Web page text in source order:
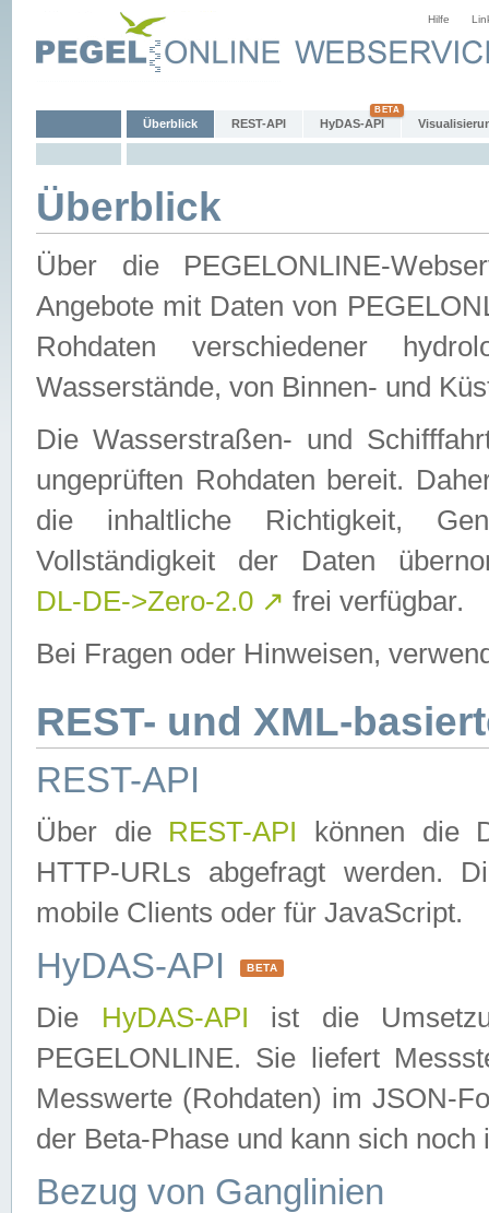
Hilfe
Überblick REST-API HyDAS-API
Überblick
Über die PEGELONLINE-
Angebote mit Daten von
Rohdaten verschiedener
Wasserstände, von Binnen- und
Die Wasserstraßen- und
ungeprüften Rohdaten bereit.
die inhaltliche Richtigkeit,
Vollständigkeit der Daten
DL-DE->Zero-2.0 ↗ frei verfügbar.
Bei Fragen oder Hinweisen,
REST- und XML-
REST-API
Über die REST-API können die
HTTP-URLs abgefragt werden.
mobile Clients oder für JavaScript.
HyDAS-API BETA
Die HyDAS-API ist die
PEGELONLINE. Sie liefert
Messwerte (Rohdaten) im JSON-
der Beta-Phase und kann sich noch
Bezug von Ganglinien